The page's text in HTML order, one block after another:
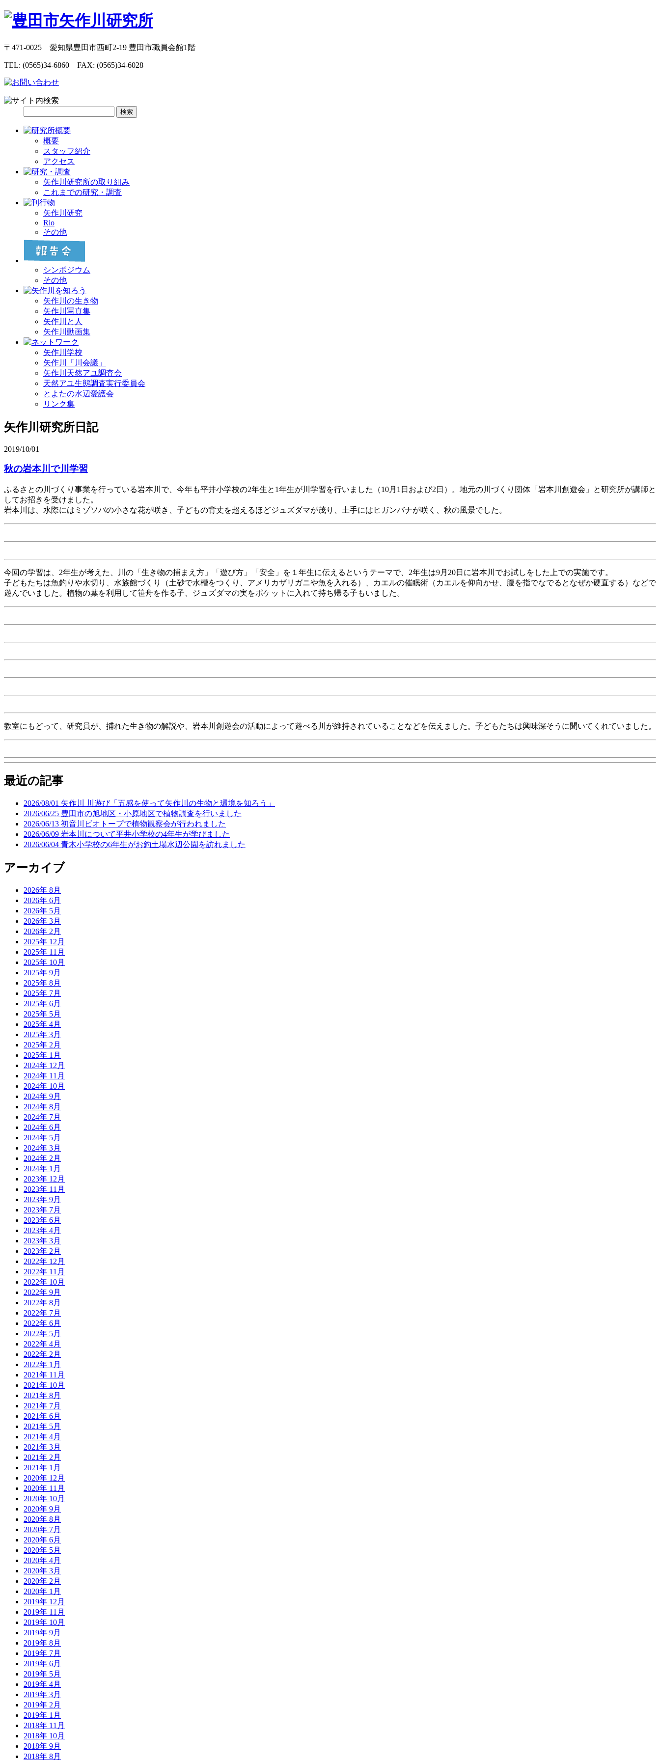
〒471-0025 愛知県豊田市西町2-19 豊田市職員会館1階
TEL: (0565)34-6860 FAX: (0565)34-6028
概要
スタッフ紹介
アクセス
矢作川研究所の取り組み
これまでの研究・調査
矢作川研究
Rio
その他
シンポジウム
その他
矢作川の生き物
矢作川写真集
矢作川と人
矢作川動画集
矢作川学校
矢作川「川会議」
矢作川天然アユ調査会
天然アユ生態調査実行委員会
とよたの水辺愛護会
リンク集
矢作川研究所日記
2019/10/01
秋の岩本川で川学習
ふるさとの川づくり事業を行っている岩本川で、今年も平井小学校の2年生と1年生が川学習を行いました（10月1日および2日）。地元の川づくり団体「岩本川創遊会」と研究所が講師と
してお招きを受けました。
岩本川は、水際にはミゾソバの小さな花が咲き、子どもの背丈を超えるほどジュズダマが茂り、土手にはヒガンバナが咲く、秋の風景でした。
今回の学習は、2年生が考えた、川の「生き物の捕まえ方」「遊び方」「安全」を１年生に伝えるというテーマで、2年生は9月20日に岩本川でお試しをした上での実施です。
子どもたちは魚釣りや水切り、水族館づくり（土砂で水槽をつくり、アメリカザリガニや魚を入れる）、カエルの催眠術（カエルを仰向かせ、腹を指でなでるとなぜか硬直する）などで
遊んでいました。植物の葉を利用して笹舟を作る子、ジュズダマの実をポケットに入れて持ち帰る子もいました。
教室にもどって、研究員が、捕れた生き物の解説や、岩本川創遊会の活動によって遊べる川が維持されていることなどを伝えました。子どもたちは興味深そうに聞いてくれていました。
最近の記事
2026/08/01 矢作川 川遊び「五感を使って矢作川の生物と環境を知ろう」
2026/06/25 豊田市の旭地区・小原地区で植物調査を行いました
2026/06/13 初音川ビオトープで植物観察会が行われました
2026/06/09 岩本川について平井小学校の4年生が学びました
2026/06/04 青木小学校の6年生がお釣土場水辺公園を訪れました
アーカイブ
2026年 8月
2026年 6月
2026年 5月
2026年 3月
2026年 2月
2025年 12月
2025年 11月
2025年 10月
2025年 9月
2025年 8月
2025年 7月
2025年 6月
2025年 5月
2025年 4月
2025年 3月
2025年 2月
2025年 1月
2024年 12月
2024年 11月
2024年 10月
2024年 9月
2024年 8月
2024年 7月
2024年 6月
2024年 5月
2024年 3月
2024年 2月
2024年 1月
2023年 12月
2023年 11月
2023年 9月
2023年 7月
2023年 6月
2023年 4月
2023年 3月
2023年 2月
2022年 12月
2022年 11月
2022年 10月
2022年 9月
2022年 8月
2022年 7月
2022年 6月
2022年 5月
2022年 4月
2022年 2月
2022年 1月
2021年 11月
2021年 10月
2021年 8月
2021年 7月
2021年 6月
2021年 5月
2021年 4月
2021年 3月
2021年 2月
2021年 1月
2020年 12月
2020年 11月
2020年 10月
2020年 9月
2020年 8月
2020年 7月
2020年 6月
2020年 5月
2020年 4月
2020年 3月
2020年 2月
2020年 1月
2019年 12月
2019年 11月
2019年 10月
2019年 9月
2019年 8月
2019年 7月
2019年 6月
2019年 5月
2019年 4月
2019年 3月
2019年 2月
2019年 1月
2018年 11月
2018年 10月
2018年 9月
2018年 8月